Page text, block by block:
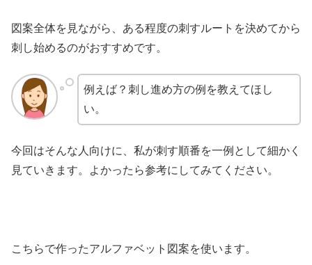
図案全体を見ながら、ある程度の刺すルートを決めてから
刺し始めるのがおすすめです。
例えば？刺し進め方の例を教えてほし
い。
今回はそんな人向けに、私が刺す順番を一例として細かく
見ていきます。よかったら参考にしてみてください。
こちらで作ったアルファベット図案を使います。